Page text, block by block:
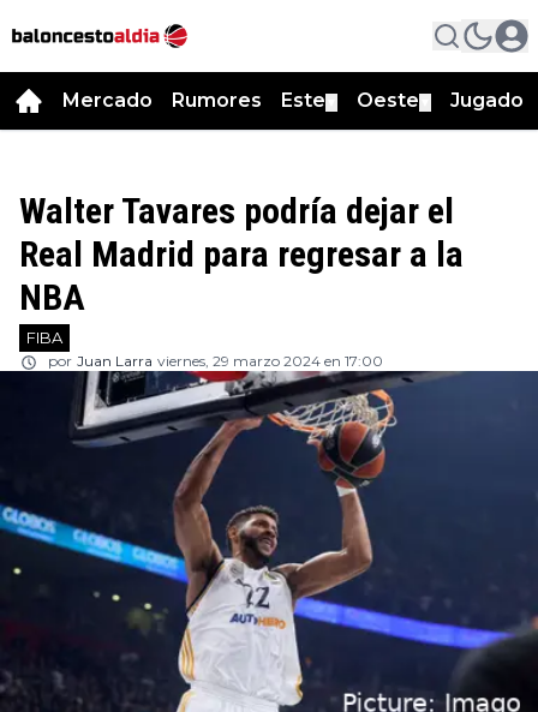
Mercado Rumores Este Oeste
Walter Tavares podría dejar el
Real Madrid para regresar a la
NBA
FIBA
por Juan Larra viernes, 29 marzo 2024 en 17:00